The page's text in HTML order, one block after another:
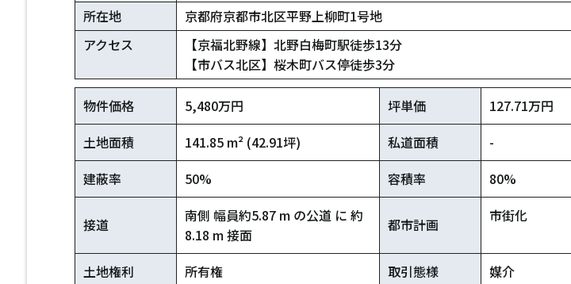
所在地
京都府京都市北区平野上柳町1号地
アクセス
【京福北野線】北野白梅町駅徒歩13分
【市バス北区】桜木町バス停徒歩3分
物件価格 5,480万円 坪単価 127.71万円
土地面積
141.85 m² (42.91坪) 私道面積 -
建蔽率
50% 容積率 80%
接道
南側 幅員約5.87 m の公道 に 約
8.18 m 接面
都市計画
市街化
土地権利 所有権 取引態様 媒介